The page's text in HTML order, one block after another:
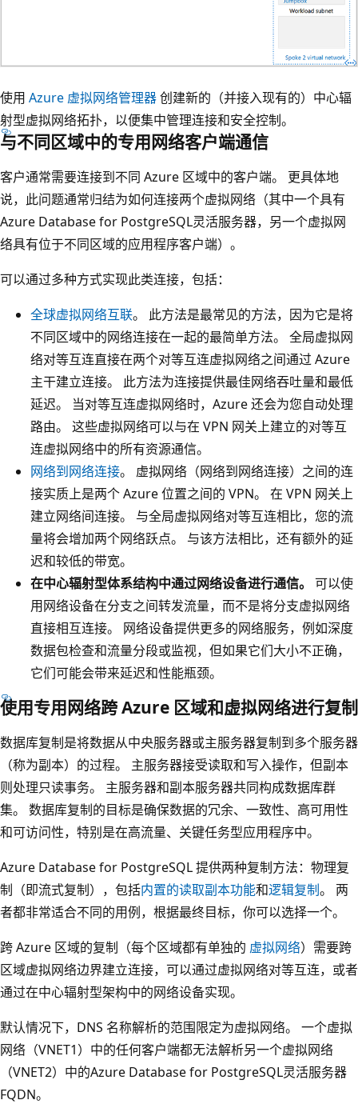
使用 Azure 虚拟网络管理器创建新的（并接入现有的）中心辐
射型虚拟网络拓扑，以便集中管理连接和安全控制。
与不同区域中的专用网络客户端通信
客户通常需要连接到不同 Azure 区域中的客户端。 更具体地
说，此问题通常归结为如何连接两个虚拟网络（其中一个具有
Azure Database for PostgreSQL灵活服务器，另一个虚拟网
络具有位于不同区域的应用程序客户端）。
可以通过多种方式实现此类连接，包括：
全球虚拟网络互联。 此方法是最常见的方法，因为它是将
不同区域中的网络连接在一起的最简单方法。 全局虚拟网
络对等互连直接在两个对等互连虚拟网络之间通过 Azure
主干建立连接。 此方法为连接提供最佳网络吞吐量和最低
延迟。 当对等互连虚拟网络时，Azure 还会为您自动处理
路由。 这些虚拟网络可以与在 VPN 网关上建立的对等互
连虚拟网络中的所有资源通信。
网络到网络连接。 虚拟网络（网络到网络连接）之间的连
接实质上是两个 Azure 位置之间的 VPN。 在 VPN 网关上
建立网络间连接。 与全局虚拟网络对等互连相比，您的流
量将会增加两个网络跃点。 与该方法相比，还有额外的延
迟和较低的带宽。
在中心辐射型体系结构中通过网络设备进行通信。 可以使
用网络设备在分支之间转发流量，而不是将分支虚拟网络
直接相互连接。 网络设备提供更多的网络服务，例如深度
数据包检查和流量分段或监视，但如果它们大小不正确，
它们可能会带来延迟和性能瓶颈。
使用专用网络跨 Azure 区域和虚拟网络进行复制
数据库复制是将数据从中央服务器或主服务器复制到多个服务器
（称为副本）的过程。 主服务器接受读取和写入操作，但副本
则处理只读事务。 主服务器和副本服务器共同构成数据库群
集。 数据库复制的目标是确保数据的冗余、一致性、高可用性
和可访问性，特别是在高流量、关键任务型应用程序中。
Azure Database for PostgreSQL 提供两种复制方法：物理复
制（即流式复制），包括内置的读取副本功能和逻辑复制。 两
者都非常适合不同的用例，根据最终目标，你可以选择一个。
跨 Azure 区域的复制（每个区域都有单独的 虚拟网络）需要跨
区域虚拟网络边界建立连接，可以通过虚拟网络对等互连，或者
通过在中心辐射型架构中的网络设备实现。
默认情况下，DNS 名称解析的范围限定为虚拟网络。 一个虚拟
网络（VNET1）中的任何客户端都无法解析另一个虚拟网络
（VNET2）中的Azure Database for PostgreSQL灵活服务器
FQDN。